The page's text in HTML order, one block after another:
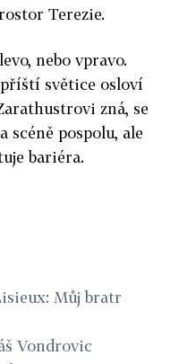
Terezie.
nebo vpravo.
světice osloví
zná, se
scéně pospolu, ale
bariéra.
Můj bratr
Vondrovic